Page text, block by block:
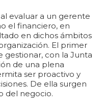
evaluar a un gerente
el financiero, en
en dichos ámbitos
El primer
gestionar, con la Junta
de una plena
ser proactivo y
De ella surgen
del negocio.